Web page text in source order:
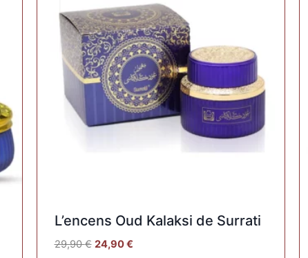
L’encens Oud Kalaksi de Surrati
29,90€ 24,90€